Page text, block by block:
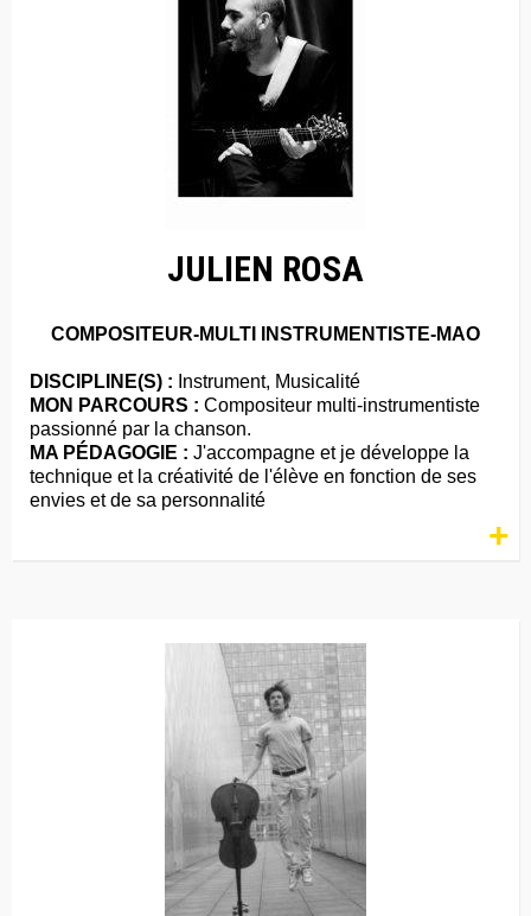
JULIEN ROSA
COMPOSITEUR-MULTI INSTRUMENTISTE-MAO
DISCIPLINE(S) : Instrument, Musicalité
MON PARCOURS : Compositeur multi-instrumentiste
passionné par la chanson.
MA PÉDAGOGIE : J'accompagne et je développe la
technique et la créativité de l'élève en fonction de ses
envies et de sa personnalité
+